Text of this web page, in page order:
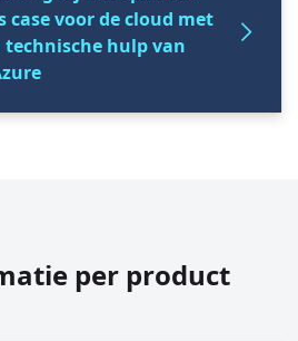
case voor de cloud met
hulp van
per product